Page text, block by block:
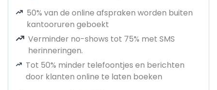
50% van de online afspraken worden buiten
kantooruren geboekt
Verminder no-shows tot 75% met SMS
herinneringen.
Tot 50% minder telefoontjes en berichten
door klanten online te laten boeken